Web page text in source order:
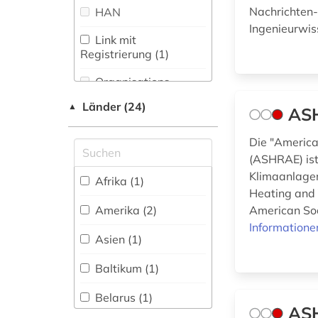
Medien- und
Kommunikationswissenschaften,
Kommunikationsdesign (19)
Medizin (43)
Musikwissenschaft
(5)
Natur- und
Politologie (12)
bauabrechnung (1)
bauingenieurwesen
(1)
bauleistung (1)
bautechnik (2)
betriebsführung (1)
betriebsorganisation
(1)
betriebssicherheit
(1)
betriebswirtschaft
HAN
Link mit
Registrierung (1)
Organisations-
Shibboleth (1)
Zugriff vor Ort
▲ Länder (24)
Afrika (1)
Amerika (2)
Asien (1)
Baltikum (1)
Belarus (1)
Die
(ASHRAE)
Heating and
American